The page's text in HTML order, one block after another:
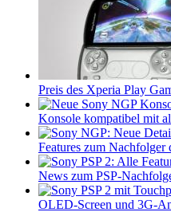
Preis des Xperia Play
Konsole kompatibel mit
Features zum Nachfolger
News zum PSP-
OLED-Screen und 3G-